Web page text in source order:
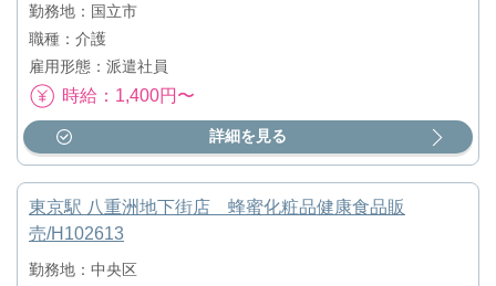
勤務地：国立市
職種：介護
雇用形態：派遣社員
時給：1,400円〜
詳細を見る
東京駅 八重洲地下街店 蜂蜜化粧品健康食品販
売/H102613
勤務地：中央区